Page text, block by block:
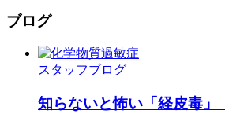
ブログ
スタッフブログ
知らないと怖い「経皮毒」